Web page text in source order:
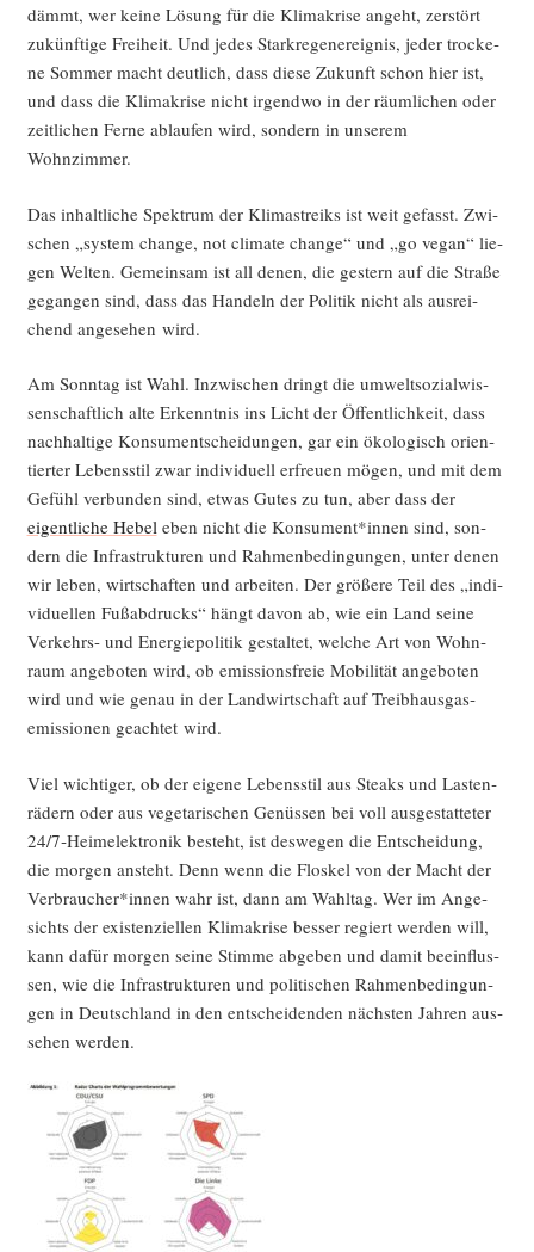
dämmt, wer kei­ne Lösung für die Kli­ma­kri­se angeht, zer­stört
zukünf­ti­ge Frei­heit. Und jedes Stark­re­gen­er­eig­nis, jeder tro­cke­
ne Som­mer macht deut­lich, dass die­se Zukunft schon hier ist,
und dass die Kli­ma­kri­se nicht irgend­wo in der räum­li­chen oder
zeit­li­chen Fer­ne ablau­fen wird, son­dern in unse­rem
Wohnzimmer.
Das inhalt­li­che Spek­trum der Kli­ma­streiks ist weit gefasst. Zwi­
schen „sys­tem chan­ge, not cli­ma­te chan­ge“ und „go vegan“ lie­
gen Wel­ten. Gemein­sam ist all denen, die ges­tern auf die Stra­ße
gegan­gen sind, dass das Han­deln der Poli­tik nicht als aus­rei­
chend ange­se­hen wird.
Am Sonn­tag ist Wahl. Inzwi­schen dringt die umwelt­so­zi­al­wis­
sen­schaft­lich alte Erkennt­nis ins Licht der Öffent­lich­keit, dass
nach­hal­ti­ge Kon­sum­entschei­dun­gen, gar ein öko­lo­gisch ori­en­
tier­ter Lebens­stil zwar indi­vi­du­ell erfreu­en mögen, und mit dem
Gefühl ver­bun­den sind, etwas Gutes zu tun, aber dass der
eigent­li­che Hebeleben nicht die Konsument*innen sind, son­
dern die Infra­struk­tu­ren und Rah­men­be­din­gun­gen, unter denen
wir leben, wirt­schaf­ten und arbei­ten. Der grö­ße­re Teil des „indi­
vi­du­el­len Fuß­ab­drucks“ hängt davon ab, wie ein Land sei­ne
Ver­kehrs- und Ener­gie­po­li­tik gestal­tet, wel­che Art von Wohn­
raum ange­bo­ten wird, ob emis­si­ons­freie Mobi­li­tät ange­bo­ten
wird und wie genau in der Land­wirt­schaft auf Treib­haus­gas­
emis­sio­nen geach­tet wird.
Viel wich­ti­ger, ob der eige­ne Lebens­stil aus Steaks und Las­ten­
rä­dern oder aus vege­ta­ri­schen Genüs­sen bei voll aus­ge­stat­te­ter
24/7‑Heimelektronik besteht, ist des­we­gen die Ent­schei­dung,
die mor­gen ansteht. Denn wenn die Flos­kel von der Macht der
Verbraucher*innen wahr ist, dann am Wahl­tag. Wer im Ange­
sichts der exis­ten­zi­el­len Kli­ma­kri­se bes­ser regiert wer­den will,
kann dafür mor­gen sei­ne Stim­me abge­ben und damit beein­flus­
sen, wie die Infra­struk­tu­ren und poli­ti­schen Rah­men­be­din­gun­
gen in Deutsch­land in den ent­schei­den­den nächs­ten Jah­ren aus­
se­hen werden.